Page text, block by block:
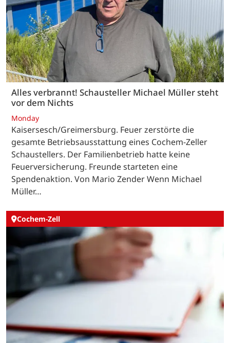
Alles verbrannt! Schausteller Michael Müller steht
vor dem Nichts
Monday
Kaisersesch/Greimersburg. Feuer zerstörte die
gesamte Betriebsausstattung eines Cochem-Zeller
Schaustellers. Der Familienbetrieb hatte keine
Feuerversicherung. Freunde starteten eine
Spendenaktion. Von Mario Zender Wenn Michael
Müller…
Cochem-Zell